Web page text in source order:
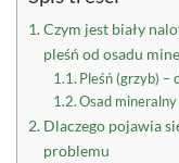
Czym jest biały
pleśń od osadu
Pleśń (grzyb)
Osad
Dlaczego pojawia
problemu